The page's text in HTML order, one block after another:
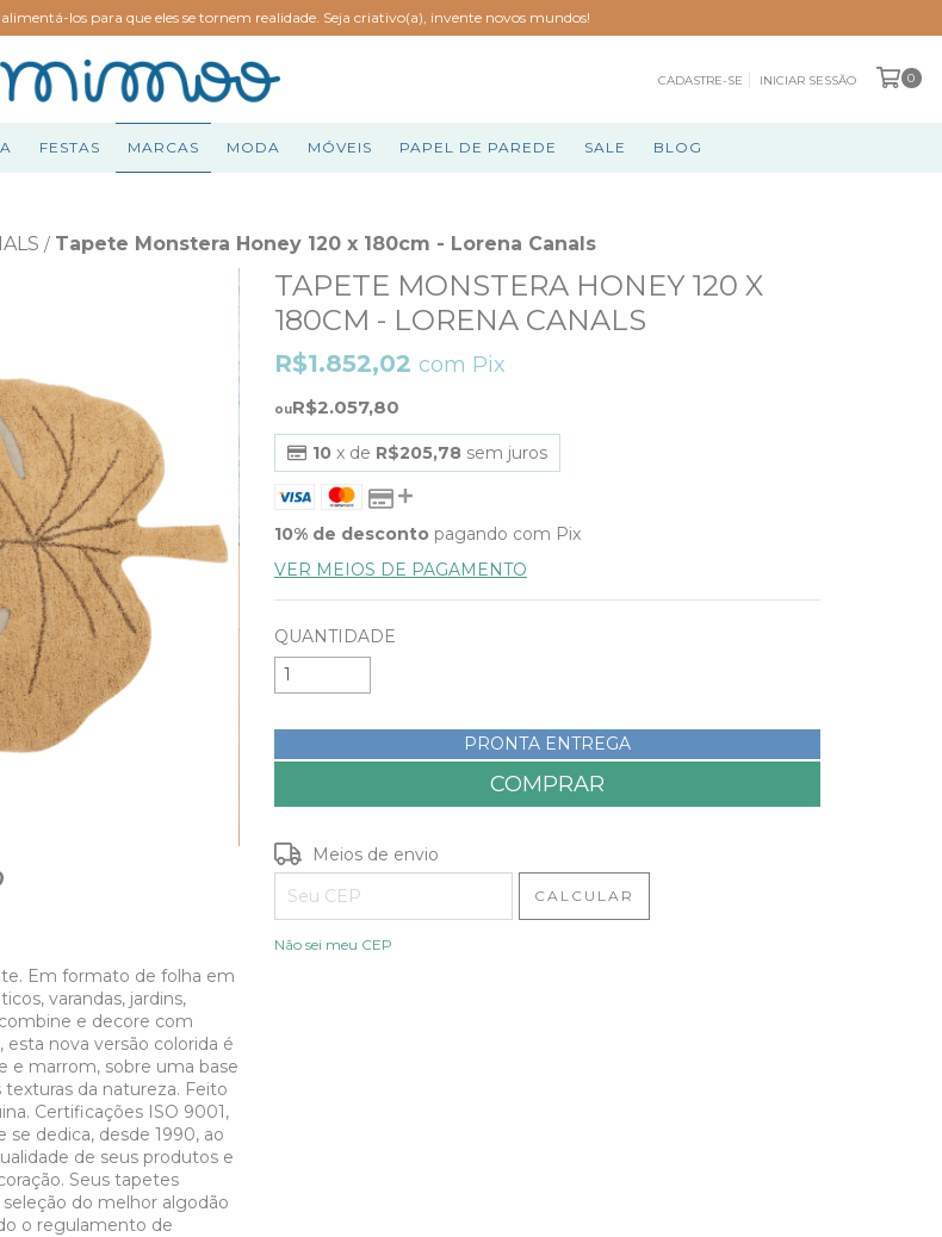
alimentá-los para que eles se tornem realidade. Seja criativo(a), invente novos mundos!
CADASTRE-SE INICIAR SESSÃO 0
FESTAS MARCAS MODA MÓVEIS PAPEL DE PAREDE SALE BLOG
/ Tapete Monstera Honey 120 x 180cm - Lorena Canals
Em formato de folha em
varandas, jardins,
e decore com
nova versão colorida é
e marrom, sobre uma base
da natureza. Feito
Certificações ISO 9001,
se dedica, desde 1990, ao
de seus produtos e
Seus tapetes
do melhor algodão
o regulamento de
TAPETE MONSTERA HONEY 120 X
180CM - LORENA CANALS
R$2.057,80
R$1.852,02 com Pix
10 x de R$205,78 sem juros
10% de desconto pagando com Pix
VER MEIOS DE PAGAMENTO
QUANTIDADE
PRONTA ENTREGA
Entregas para o CEP:
Meios de envio
CALCULAR
Não sei meu CEP